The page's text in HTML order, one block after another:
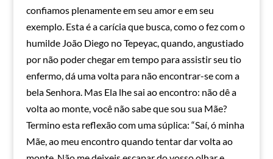
confiamos plenamente em seu amor e em seu
exemplo. Esta é a carícia que busca, como o fez com o
humilde João Diego no Tepeyac, quando, angustiado
por não poder chegar em tempo para assistir seu tio
enfermo, dá uma volta para não encontrar-se com a
bela Senhora. Mas Ela lhe sai ao encontro: não dê a
volta ao monte, você não sabe que sou sua Mãe?
Termino esta reflexão com uma súplica: “Saí, ó minha
Mãe, ao meu encontro quando tentar dar volta ao